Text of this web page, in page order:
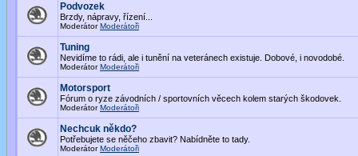
Podvozek
Brzdy, nápravy, řízení...
ModerátorModerátoři
Tuning
Nevidíme to rádi, ale i tunění na veteránech existuje. Dobové, i novodobé.
ModerátorModerátoři
Motorsport
Fórum o ryze závodních / sportovních věcech kolem starých škodovek.
ModerátorModerátoři
Nechcuk někdo?
Potřebujete se něčeho zbavit? Nabídněte to tady.
ModerátorModerátoři